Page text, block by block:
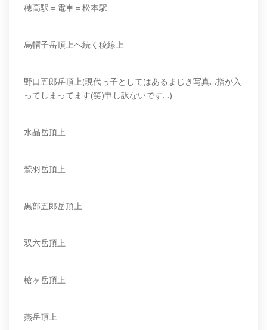
穂高駅＝電車＝松本駅
烏帽子岳頂上へ続く稜線上
野口五郎岳頂上(現代っ子としてはあるまじき写真…指が入
ってしまってます(笑)申し訳ないです…)
水晶岳頂上
鷲羽岳頂上
黒部五郎岳頂上
双六岳頂上
槍ヶ岳頂上
燕岳頂上